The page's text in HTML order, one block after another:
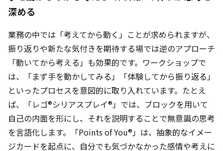
深める
業務の中では「考えてから動く」ことが求められますが、
振り返りや新たな気付きを期待する場では逆のアプローチ
「動いてから考える」も効果的です。ワークショップで
は、「まず手を動かしてみる」「体験してから振り返る」
といったプロセスを意図的に取り入れています。たとえ
ば、「レゴ®シリアスプレイ®」では、ブロックを用いて
自己の内面を形にし、それを説明することで無意識の思考
を言語化します。「Points of You®」は、抽象的なイメー
ジカードを起点に、自分でも気づかなかった感情や考えに